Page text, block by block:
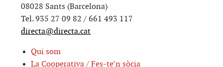
08028 Sants (Barcelona)
Tel. 935 27 09 82 / 661 493 117
directa@directa.cat
Qui som
La Cooperativa / Fes-te’n sòcia